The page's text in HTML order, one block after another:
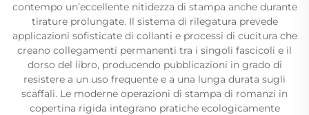
contempo un’eccellente nitidezza di stampa anche durante
tirature prolungate. Il sistema di rilegatura prevede
applicazioni sofisticate di collanti e processi di cucitura che
creano collegamenti permanenti tra i singoli fascicoli e il
dorso del libro, producendo pubblicazioni in grado di
resistere a un uso frequente e a una lunga durata sugli
scaffali. Le moderne operazioni di stampa di romanzi in
copertina rigida integrano pratiche ecologicamente